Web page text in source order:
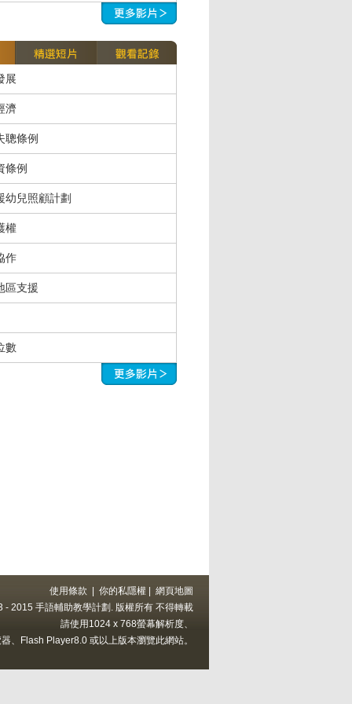
展
濟
聰條例
條例
幼兒照顧計劃
權
作
區支援
數
使用條款 你的私隱權
網頁地圖
2015 手語輔助教學計劃. 版權所有 不得轉載
請使用1024 x 768螢幕解析度、
、Flash Player8.0 或以上版本瀏覽此網站。